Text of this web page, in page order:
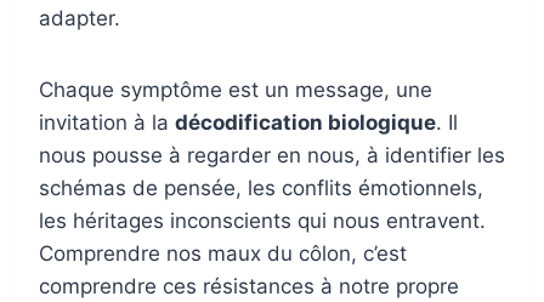
adapter.
Chaque symptôme est un message, une
invitation à la décodification biologique. Il
nous pousse à regarder en nous, à identifier les
schémas de pensée, les conflits émotionnels,
les héritages inconscients qui nous entravent.
Comprendre nos maux du côlon, c’est
comprendre ces résistances à notre propre